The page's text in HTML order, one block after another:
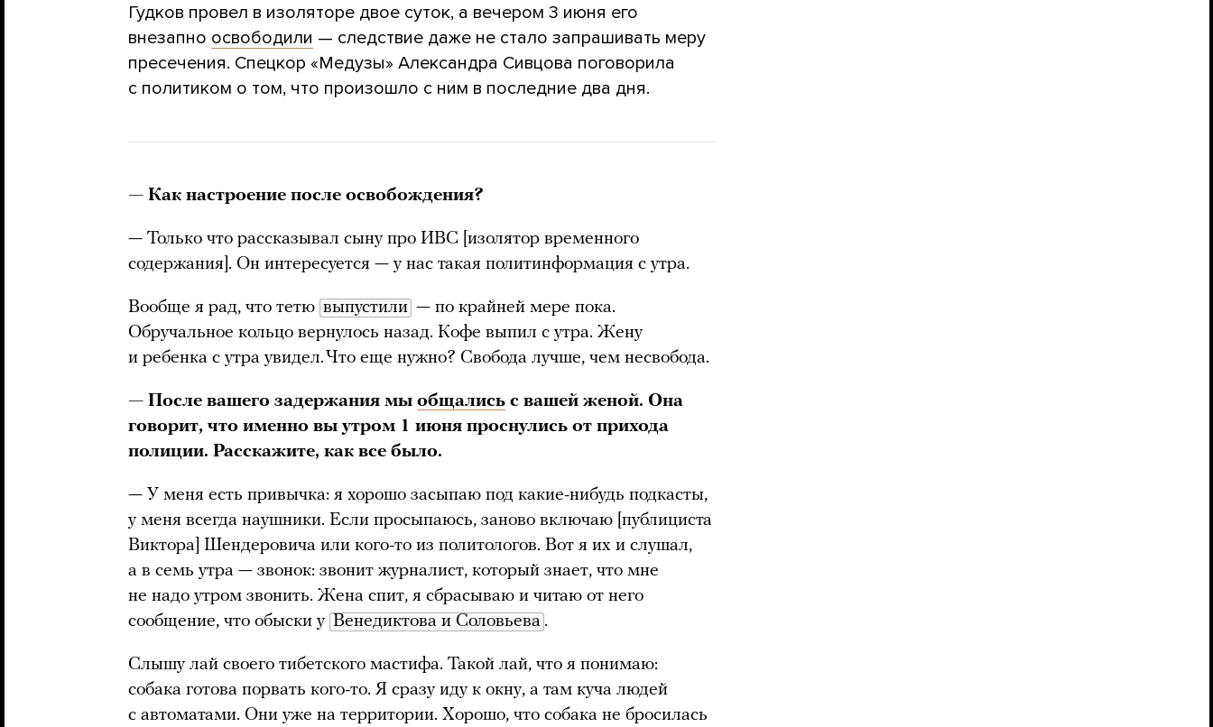
Гудков провел в изоляторе двое суток, а вечером 3 июня его
внезапно освободили — следствие даже не стало запрашивать меру
пресечения. Спецкор «Медузы» Александра Сивцова поговорила
с политиком о том, что произошло с ним в последние два дня.
— Как настроение после освобождения?
— Только что рассказывал сыну про ИВС [изолятор временного
содержания]. Он интересуется — у нас такая политинформация с утра.
Вообще я рад, что тетю выпустили — по крайней мере пока.
Обручальное кольцо вернулось назад. Кофе выпил с утра. Жену
и ребенка с утра увидел. Что еще нужно? Свобода лучше, чем несвобода.
— После вашего задержания мы общались с вашей женой. Она
говорит, что именно вы утром 1 июня проснулись от прихода
полиции. Расскажите, как все было.
— У меня есть привычка: я хорошо засыпаю под какие-нибудь подкасты,
у меня всегда наушники. Если просыпаюсь, заново включаю [публициста
Виктора] Шендеровича или кого-то из политологов. Вот я их и слушал,
а в семь утра — звонок: звонит журналист, который знает, что мне
не надо утром звонить. Жена спит, я сбрасываю и читаю от него
сообщение, что обыски у Венедиктова и Соловьева .
Слышу лай своего тибетского мастифа. Такой лай, что я понимаю:
собака готова порвать кого-то. Я сразу иду к окну, а там куча людей
с автоматами. Они уже на территории. Хорошо, что собака не бросилась